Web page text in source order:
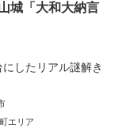
城「大和大納言
したリアル謎解き
エリア